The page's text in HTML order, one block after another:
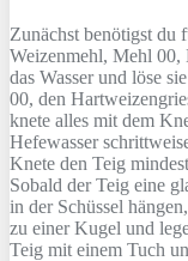
Zunächst benötigst du
Weizenmehl, Mehl 00,
das Wasser und löse
00, den
knete alles mit dem
Hefewasser
Knete den Teig
Sobald der Teig eine
in der Schüssel
zu einer Kugel und
Teig mit einem Tuch